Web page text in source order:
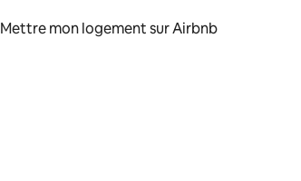
Mettre mon logement sur Airbnb